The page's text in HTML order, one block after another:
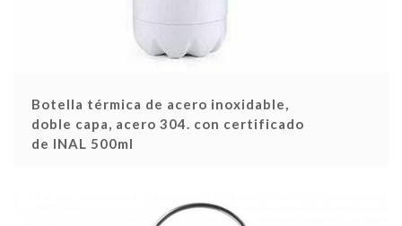
Botella térmica de acero inoxidable,
doble capa, acero 304. con certificado
de INAL 500ml